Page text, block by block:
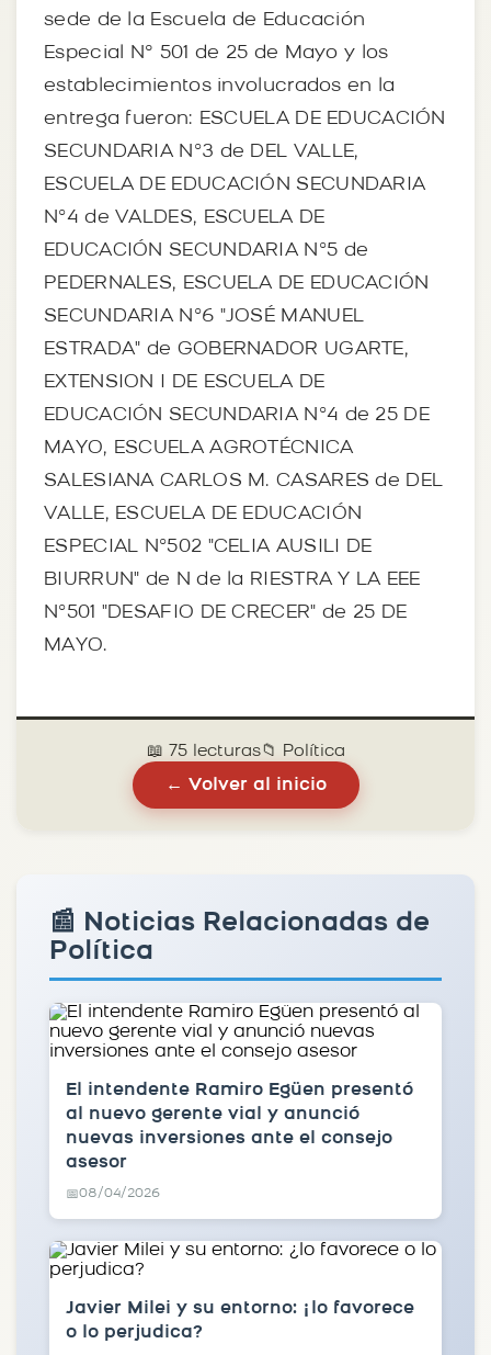
sede de la Escuela de Educación
Especial N° 501 de 25 de Mayo y los
establecimientos involucrados en la
entrega fueron: ESCUELA DE EDUCACIÓN
SECUNDARIA Nº3 de DEL VALLE,
ESCUELA DE EDUCACIÓN SECUNDARIA
Nº4 de VALDES, ESCUELA DE
EDUCACIÓN SECUNDARIA Nº5 de
PEDERNALES, ESCUELA DE EDUCACIÓN
SECUNDARIA Nº6 "JOSÉ MANUEL
ESTRADA" de GOBERNADOR UGARTE,
EXTENSION I DE ESCUELA DE
EDUCACIÓN SECUNDARIA Nº4 de 25 DE
MAYO, ESCUELA AGROTÉCNICA
SALESIANA CARLOS M. CASARES de DEL
VALLE, ESCUELA DE EDUCACIÓN
ESPECIAL Nº502 "CELIA AUSILI DE
BIURRUN" de N de la RIESTRA Y LA EEE
Nº501 "DESAFIO DE CRECER" de 25 DE
MAYO.
📖 75 lecturas📁 Política
← Volver al inicio
📰 Noticias Relacionadas de
Política
El intendente Ramiro Egüen presentó
al nuevo gerente vial y anunció
nuevas inversiones ante el consejo
asesor
📅08/04/2026
Javier Milei y su entorno: ¿lo favorece
o lo perjudica?